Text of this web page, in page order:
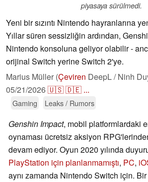
piyasaya sürülmedi.
Yeni bir sızıntı Nintendo hayranlarına
Yıllar süren sessizliğin ardından,
Nintendo konsoluna geliyor olabilir -
orijinal Switch yerine Switch 2'ye.
Marius Müller (Çeviren DeepL / Ninh
05/21/2026🇺🇸🇩🇪 ...
Gaming Leaks / Rumors
Genshin Impact, mobil platformlardaki
oynaması ücretsiz aksiyon
devam ediyor. Oyun 2020 yılında
PlayStation için planlanmamıştı, PC,
aynı zamanda Nintendo Switch için. Bir